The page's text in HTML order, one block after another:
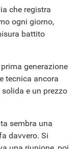
digitale, è
che registra
ogni giorno,
battito
generazione
tecnica ancora
e un prezzo
sembra una
davvero. Si